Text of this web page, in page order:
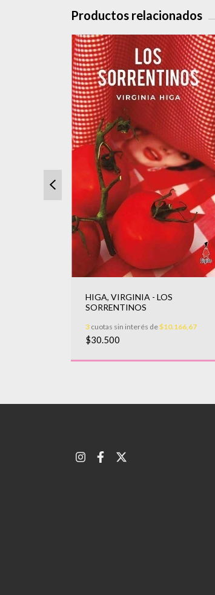
Productos relacionados
HIGA, VIRGINIA - LOS
SORRENTINOS
3 cuotas sin interés de$10.166,67
$30.500